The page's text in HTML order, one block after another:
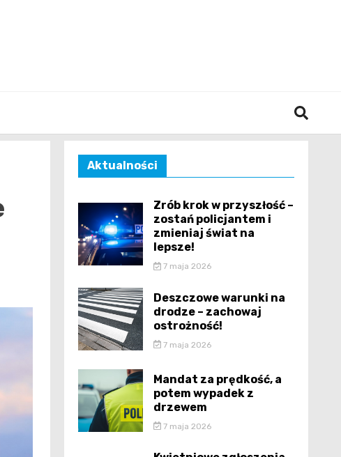
Aktualności
Zrób krok w przyszłość –
zostań policjantem i
zmieniaj świat na
lepsze!
7 maja 2026
Deszczowe warunki na
drodze – zachowaj
ostrożność!
7 maja 2026
Mandat za prędkość, a
potem wypadek z
drzewem
7 maja 2026